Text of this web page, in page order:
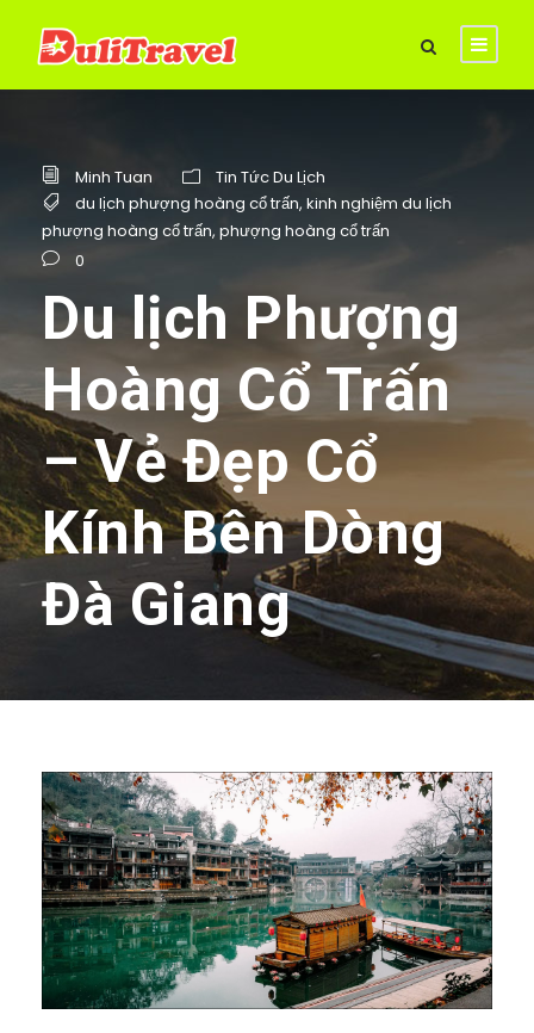
Minh Tuan
Tin Tức Du Lịch
du lịch phượng hoàng cổ trấn, kinh nghiệm du lịch
phượng hoàng cổ trấn, phượng hoàng cổ trấn
0
Du lịch Phượng
Hoàng Cổ Trấn
– Vẻ Đẹp Cổ
Kính Bên Dòng
Đà Giang